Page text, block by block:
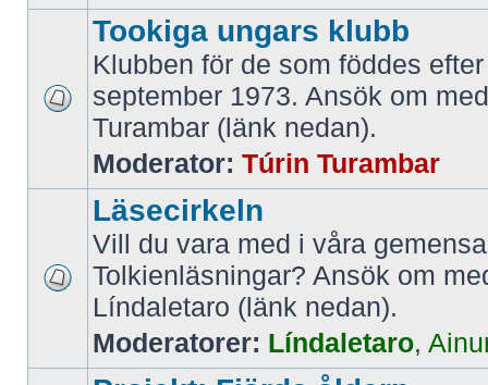
Tookiga ungars klubb
Klubben för de som föddes
september 1973. Ansök om
Turambar (länk nedan).
Moderator: Túrin Turambar
Läsecirkeln
Vill du vara med i våra
Tolkienläsningar? Ansök om
Líndaletaro (länk nedan).
Moderatorer: Líndaletaro,